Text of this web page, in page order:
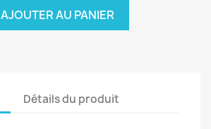
AJOUTER AU PANIER
Détails du produit